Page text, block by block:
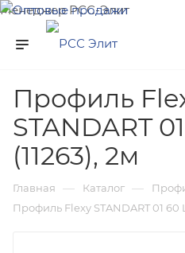
Менеджер РСС-Элит
Напишите нам и мы
для Вас!
Профиль
STANDART
(11263), 2м
Главная — Каталог —
Профиль Flexy STANDART 01 60